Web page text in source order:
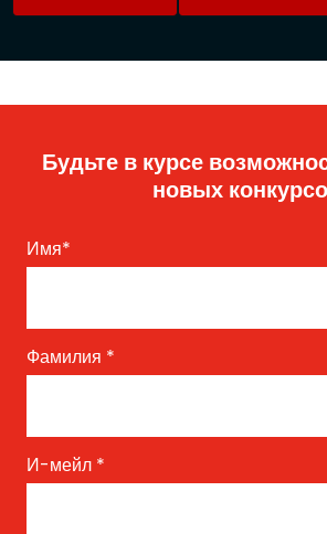
Будьте в курсе
новых
Имя*
Фамилия *
И-мейл *